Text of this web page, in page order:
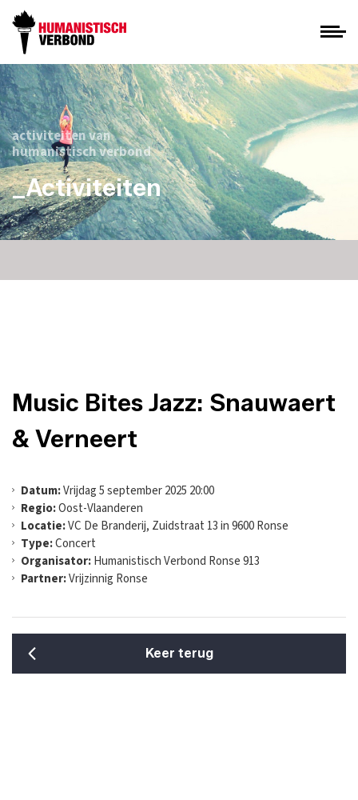
activiteiten van
humanistisch verbond
_Activiteiten
Music Bites Jazz: Snauwaert
& Verneert
Datum:Vrijdag 5 september 2025 20:00
Regio:Oost-Vlaanderen
Locatie:VC De Branderij, Zuidstraat 13 in 9600 Ronse
Type:Concert
Organisator:Humanistisch Verbond Ronse 913
Partner:Vrijzinnig Ronse
Keer terug